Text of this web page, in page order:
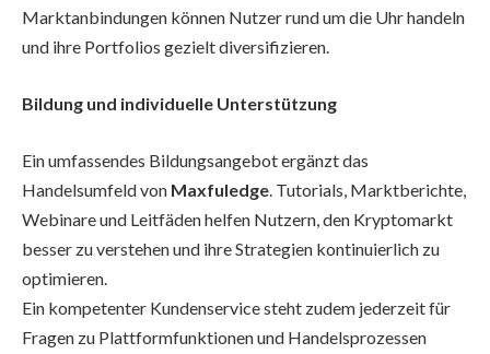
Marktanbindungen können Nutzer rund um die Uhr handeln
und ihre Portfolios gezielt diversifizieren.
Bildung und individuelle Unterstützung
Ein umfassendes Bildungsangebot ergänzt das
Handelsumfeld von Maxfuledge . Tutorials, Marktberichte,
Webinare und Leitfäden helfen Nutzern, den Kryptomarkt
besser zu verstehen und ihre Strategien kontinuierlich zu
optimieren.
Ein kompetenter Kundenservice steht zudem jederzeit für
Fragen zu Plattformfunktionen und Handelsprozessen